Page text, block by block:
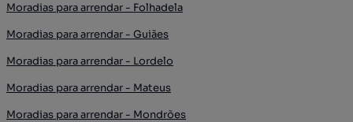
Moradias para arrendar - Folhadela
Moradias para arrendar - Guiães
Moradias para arrendar - Lordelo
Moradias para arrendar - Mateus
Moradias para arrendar - Mondrões